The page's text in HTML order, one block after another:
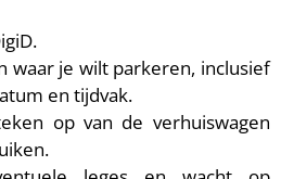
waar je wilt parkeren, inclusief
en tijdvak.
op van de verhuiswagen